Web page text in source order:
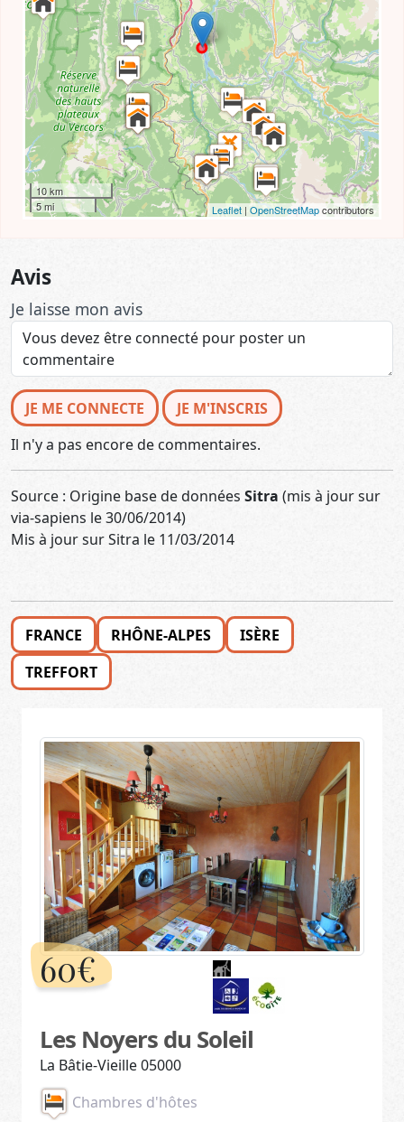
10 km
5 mi
Leaflet| OpenStreetMapcontributors
Avis
Je laisse mon avis
JE ME CONNECTE
JE M'INSCRIS
Il n'y a pas encore de commentaires.
Source : Origine base de données Sitra (mis à jour sur
via-sapiens le 30/06/2014)
Mis à jour sur Sitra le 11/03/2014
FRANCE RHÔNE-ALPES
ISÈRE
TREFFORT
60€
Les Noyers du Soleil
La Bâtie-Vieille 05000
Chambres d'hôtes